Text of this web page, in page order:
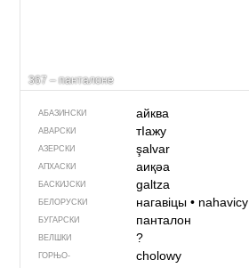
367 – панталоне
АБАЗИНСКИ айква
АВАРСКИ тIажу
АЗЕРСКИ şalvar
АПХАСКИ аиқәа
БАСКИЈСКИ galtza
БЕЛОРУСКИ нагавіцы• nahavicy
БУГАРСКИ панталон
ВЕЛШКИ ?
ГОРЊО­
cholowy